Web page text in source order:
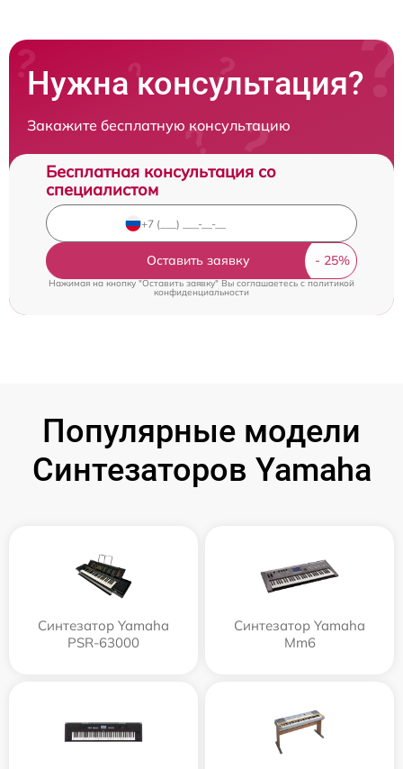
Нужна консультация?
Закажите бесплатную консультацию
Бесплатная консультация со
специалистом
Оставить заявку
Нажимая на кнопку "Оставить заявку" Вы соглашаетесь c политикой
конфиденциальности
Популярные модели
Синтезаторов Yamaha
Синтезатор Yamaha
PSR-63000
Синтезатор Yamaha
Mm6